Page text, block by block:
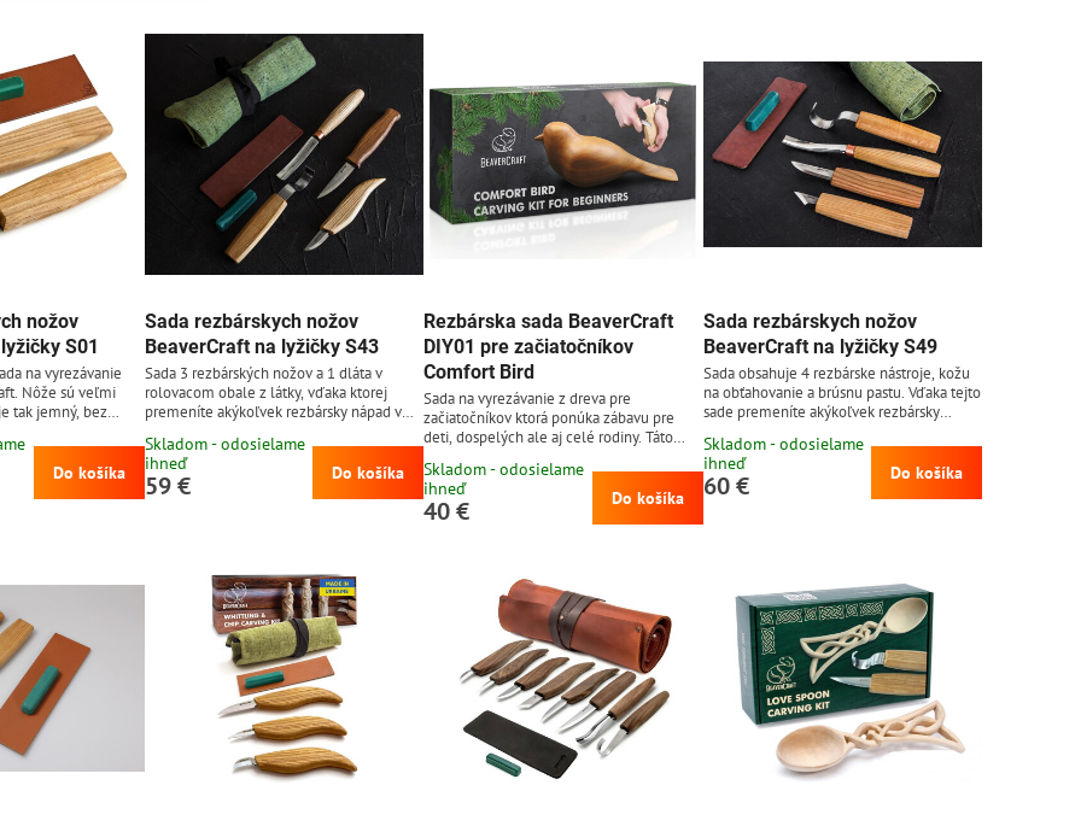
nožov
S01
na vyrezávanie
Nôže sú veľmi
tak jemný, bez
na tvrdosť 57
dobre drží ostrie a
náchylnejšia k
Do košíka
Sada rezbárskych nožov
BeaverCraft na lyžičky S43
Sada 3 rezbárských nožov a 1 dláta v
rolovacom obale z látky, vďaka ktorej
premeníte akýkoľvek rezbársky nápad v
ergonomickú rukoväť, ktorá je navrhnutá a
tvarovaná tak aby ruky neboleli ani po
dlhých hodinách práce. Rezbárske náradie
Skladom - odosielame
ihneď
59 € Do košíka
Rezbárska sada BeaverCraft
DIY01 pre začiatočníkov
Comfort Bird
Sada na vyrezávanie z dreva pre
začiatočníkov ktorá ponúka zábavu pre
deti, dospelých ale aj celé rodiny. Táto
vyrezávanie s čepeľou z uhlíkovej ocele
65G kalenej na tvrdosť 57 - 59 HRC o
dĺžke 6 cm, pomôcky na brúsenie, 3
Skladom - odosielame
ihneď
40 € Do košíka
Sada rezbárskych nožov
BeaverCraft na lyžičky S49
Sada obsahuje 4 rezbárske nástroje, kožu
na obťahovanie a brúsnu pastu. Vďaka tejto
sade premeníte akýkoľvek rezbársky
ergonomickú rukoväť. Rukoväte sú
navrhnuté a tvarované tak aby ruky
neboleli ani po dlhých hodinách práce.
obalu z textilu, ktoré je súčasťou sady.
Skladom - odosielame
ihneď
60 € Do košíka